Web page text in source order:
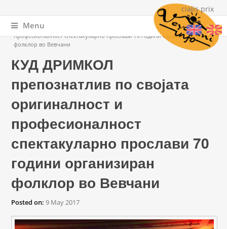
cialis prix
Menu
You are here
Home» КУД ДРИМКОЛ препознатлив по својата оригиналност и
професионалност спектакуларно прослави 70 години организиран
фолклор во Вевчани
КУД ДРИМКОЛ
препознатлив по својата
оригиналност и
професионалност
спектакуларно прослави 70
години организиран
фолклор во Вевчани
Posted on: 9 May 2017